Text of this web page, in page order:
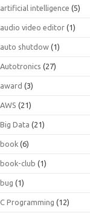
artificial intelligence (5)
audio video editor (1)
auto shutdow (1)
Autotronics (27)
award (3)
AWS (21)
Big Data (21)
book (6)
book-club (1)
bug (1)
C Programming (12)